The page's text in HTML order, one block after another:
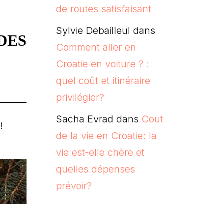
de routes satisfaisant
Sylvie Debailleul dans
Comment aller en
Croatie en voiture ? :
quel coût et itinéraire
privilégier?
Sacha Evrad dans Cout
de la vie en Croatie: la
vie est-elle chère et
quelles dépenses
prévoir?